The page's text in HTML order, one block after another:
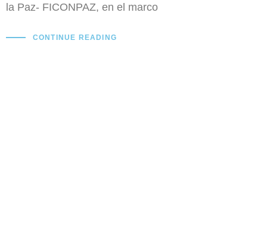
la Paz- FICONPAZ, en el marco
CONTINUE READING